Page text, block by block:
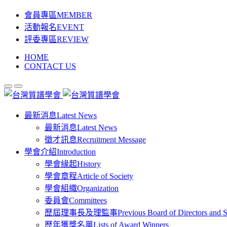
會員專區MEMBER
活動報名EVENT
評委專區REVIEW
HOME
CONTACT US
最新消息Latest News
最新消息Latest News
徵才訊息Recruitment Message
學會介紹Introduction
學會緣起History
學會章程Article of Society
學會組織Organization
委員會Committees
歷屆理事長及理監事Previous Board of Directors and
歷年獲獎名單Lists of Award Winners